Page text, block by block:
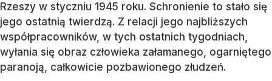
Rzeszy w styczniu 1945 roku. Schronienie to stało się
jego ostatnią twierdzą. Z relacji jego najbliższych
współpracowników, w tych ostatnich tygodniach,
wyłania się obraz człowieka załamanego, ogarniętego
paranoją, całkowicie pozbawionego złudzeń.